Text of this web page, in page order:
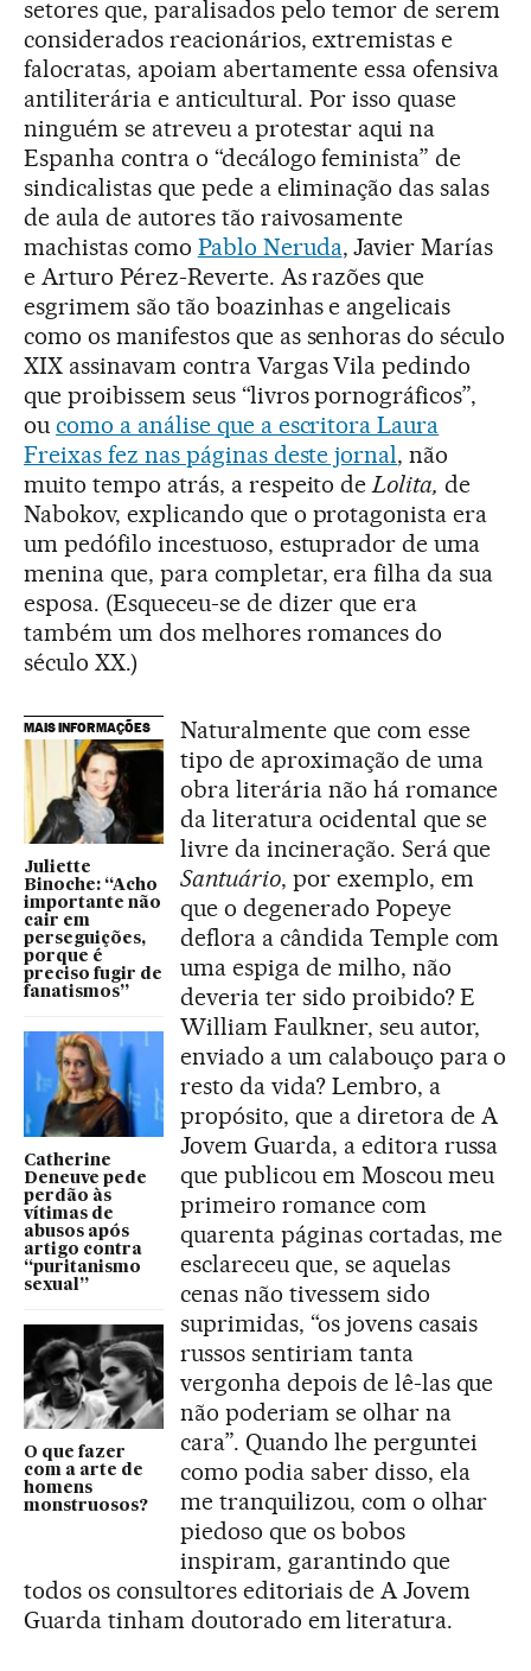
setores que, paralisados pelo temor de serem
considerados reacionários, extremistas e
falocratas, apoiam abertamente essa ofensiva
antiliterária e anticultural. Por isso quase
ninguém se atreveu a protestar aqui na
Espanha contra o “decálogo feminista” de
sindicalistas que pede a eliminação das salas
de aula de autores tão raivosamente
machistas como Pablo Neruda, Javier Marías
e Arturo Pérez-Reverte. As razões que
esgrimem são tão boazinhas e angelicais
como os manifestos que as senhoras do século
XIX assinavam contra Vargas Vila pedindo
que proibissem seus “livros pornográficos”,
ou como a análise que a escritora Laura
Freixas fez nas páginas deste jornal, não
muito tempo atrás, a respeito de Lolita, de
Nabokov, explicando que o protagonista era
um pedófilo incestuoso, estuprador de uma
menina que, para completar, era filha da sua
esposa. (Esqueceu-se de dizer que era
também um dos melhores romances do
século XX.)
MAIS INFORMAÇÕES
Juliette
Binoche: “Acho
importante não
cair em
perseguições,
porque é
preciso fugir de
fanatismos”
Catherine
Deneuve pede
perdão às
vítimas de
abusos após
artigo contra
“puritanismo
sexual”
O que fazer
com a arte de
homens
monstruosos?
Naturalmente que com esse
tipo de aproximação de uma
obra literária não há romance
da literatura ocidental que se
livre da incineração. Será que
Santuário, por exemplo, em
que o degenerado Popeye
deflora a cândida Temple com
uma espiga de milho, não
deveria ter sido proibido? E
William Faulkner, seu autor,
enviado a um calabouço para o
resto da vida? Lembro, a
propósito, que a diretora de A
Jovem Guarda, a editora russa
que publicou em Moscou meu
primeiro romance com
quarenta páginas cortadas, me
esclareceu que, se aquelas
cenas não tivessem sido
suprimidas, “os jovens casais
russos sentiriam tanta
vergonha depois de lê-las que
não poderiam se olhar na
cara”. Quando lhe perguntei
como podia saber disso, ela
me tranquilizou, com o olhar
piedoso que os bobos
inspiram, garantindo que
todos os consultores editoriais de A Jovem
Guarda tinham doutorado em literatura.